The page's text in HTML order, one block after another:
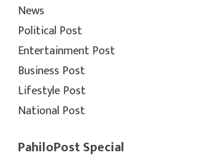
News
Political Post
Entertainment Post
Business Post
Lifestyle Post
National Post
PahiloPost Special